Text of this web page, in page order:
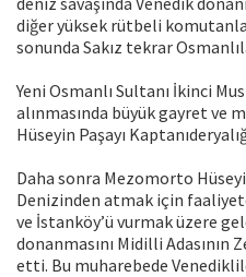
diğer yüksek rütbeli
sonunda Sakız tekrar
Yeni Osmanlı Sultanı İkinci
alınmasında büyük gayret
Hüseyin Paşayı
Daha sonra Mezomorto
Denizinden atmak için
ve İstanköy’ü vurmak üzere
donanmasını Midilli Adasının
etti. Bu muharebede